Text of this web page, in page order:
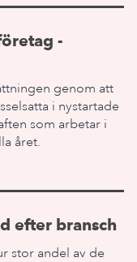
-
genom att
i nystartade
som arbetar i
året.
efter bransch
stor andel av de